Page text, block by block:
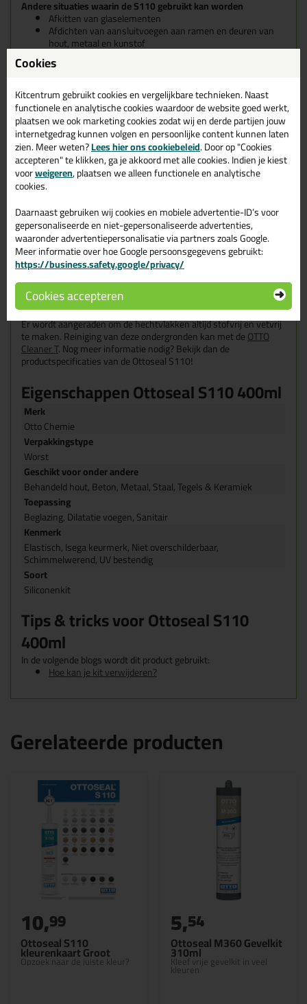
Andere situaties waarin de S110 gebruikt kan worden
Afkitten van glaselementen
Afdichten van aansluitvoegen aan ramen en deuren van
hout, metaal en kunstof
Dilatatie en aansluitvoegen aan beton en schuimbeton
Afdichten van voegen aan gevels en
metaalbouwconstructies
Dilatatie en aansluitvoegen in sanitaire omgevingen
Afdichten van dubbelglas in houten ramen
Geschikt voor Epoxy en PU gietvloeren
Kenmerken
Zeer slijtvast
Zeer goede hechting op vele ondergronden, deels in
combinatie met primer
Zeer goede weer-, verouderings- en UV-bestendigheid
Voorzien van een Emicode EC 1 Plus - Zeer emissiearm
(milieuvriendelijk)
Uitharding in 24 uren bij 23 °C is ongeveer 2-3 mm
Voorbehandeling
Er wordt aangeraden om de hechtvlakken altijd stofvrij en vetvrij
te maken.Reiniging van deze ondergronden kan met deOTTO
Cleaner T. Nog meer informatie nodig? Bekijk dan de
productspecificaties van de Ottoseal S110!
Eigenschappen Ottoseal S110 400ml
Merk
Otto Chemie
Verpakkingstype
Worst
Geschikt voor onder andere
Behandeld hout, Beton, Metaal, Staal, Tegels & Keramiek
Toepassing
Beglazing, Dilatatie voegen, Sanitair
Kenmerk
Elastisch, Isega keurmerk, Niet overschilderbaar,
Schimmelwerend, UV bestendig
Soort
Siliconenkit
Tips & tricks voor Ottoseal S110
400ml
In de volgende blogs wordt dit product gebruikt:
Hoe kan je kit verwijderen?
Gerelateerde producten
Ottoseal S110
kleurenkaart Groot
Opzoek naar de juiste kleur?
10,99
Ottoseal M360 Gevelkit
310ml
Kleef vrije gevelkit in veel
kleuren
5,54
Cookies
Kitcentrum gebruikt cookies en vergelijkbare technieken. Naast
functionele en analytische cookies waardoor de website goed werkt,
plaatsen we ook marketing cookies zodat wij en derde partijen jouw
internetgedrag kunnen volgen en persoonlijke content kunnen laten
zien. Meer weten?Lees hier ons cookiebeleid. Door op "Cookies
accepteren" te klikken, ga je akkoord met alle cookies. Indien je kiest
voorweigeren, plaatsen we alleen functionele en analytische
cookies.
Daarnaast gebruiken wij cookies en mobiele advertentie-ID’s voor
gepersonaliseerde en niet-gepersonaliseerde advertenties,
waaronder advertentiepersonalisatie via partners zoals Google.
Meer informatie over hoe Google persoonsgegevens gebruikt:
https://business.safety.google/privacy/
Cookies accepteren